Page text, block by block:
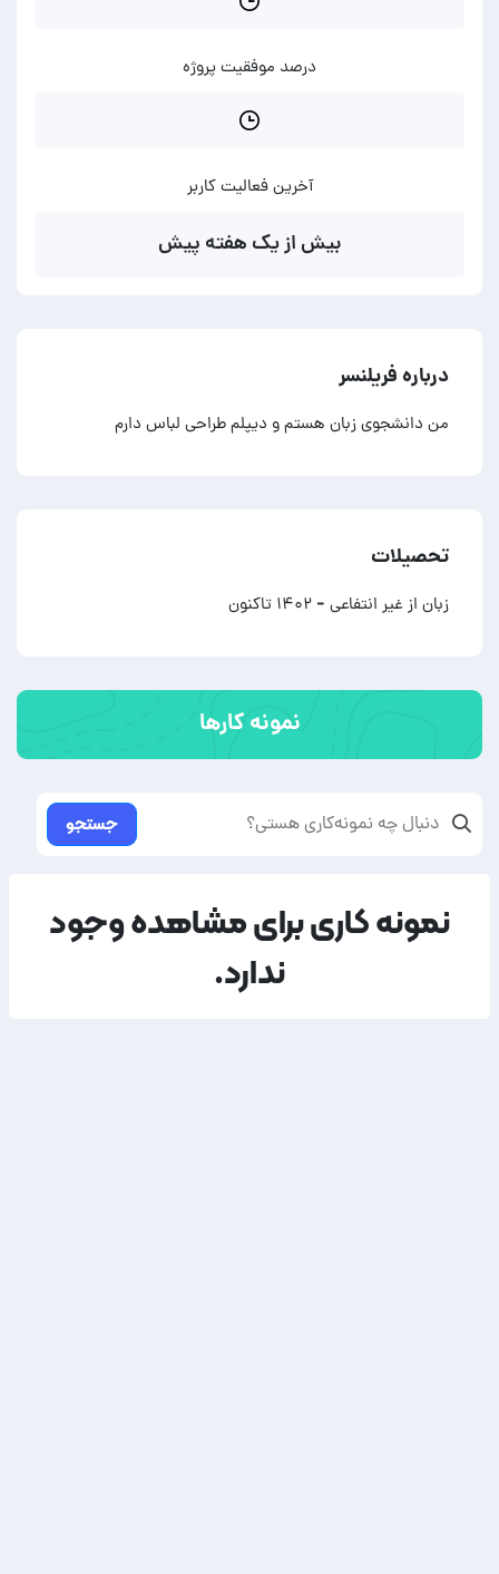
درصد موفقیت پروژه
آخرین فعالیت کاربر
بیش از یک هفته پیش
درباره فریلنسر
من دانشجوی زبان هستم و دیپلم طراحی لباس دارم
تحصیلات
زبان از غیر انتفاعی - ۱۴۰۲ تاکنون
نمونه کارها
جستجو
نمونه کاری برای مشاهده وجود
ندارد.